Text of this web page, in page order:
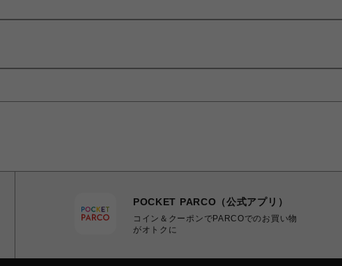
POCKET PARCO（公式アプリ）
コイン＆クーポンでPARCOでのお買い物
がオトクに